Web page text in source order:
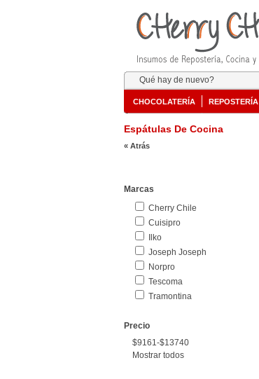
Qué hay de nuevo?
CHOCOLATERÍA REPOSTERÍA
Espátulas De Cocina
« Atrás
Marcas
Cherry Chile
Cuisipro
Ilko
Joseph Joseph
Norpro
Tescoma
Tramontina
Precio
$9161-$13740
Mostrar todos